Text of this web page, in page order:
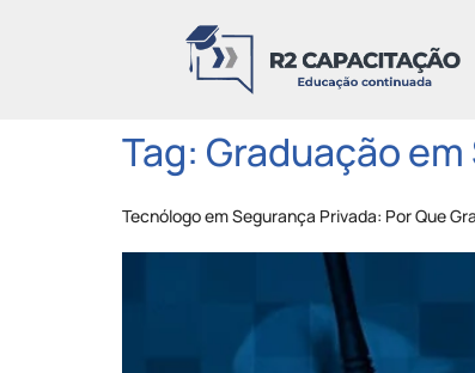
Tag: Graduação
Tecnólogo em Segurança Privada: Por Que